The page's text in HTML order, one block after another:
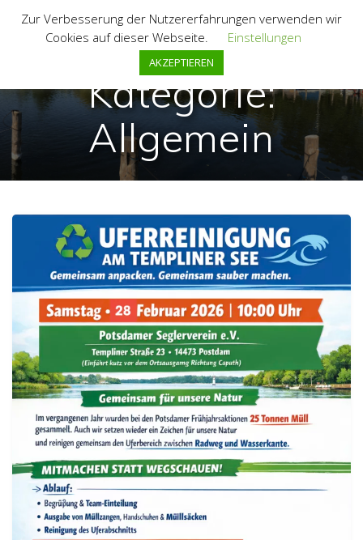
Inhalt
springen
Kategorie:
Allgemein
Zur Verbesserung der Nutzererfahrungen verwenden wir
Cookies auf dieser Webseite.
Einstellungen
AKZEPTIEREN